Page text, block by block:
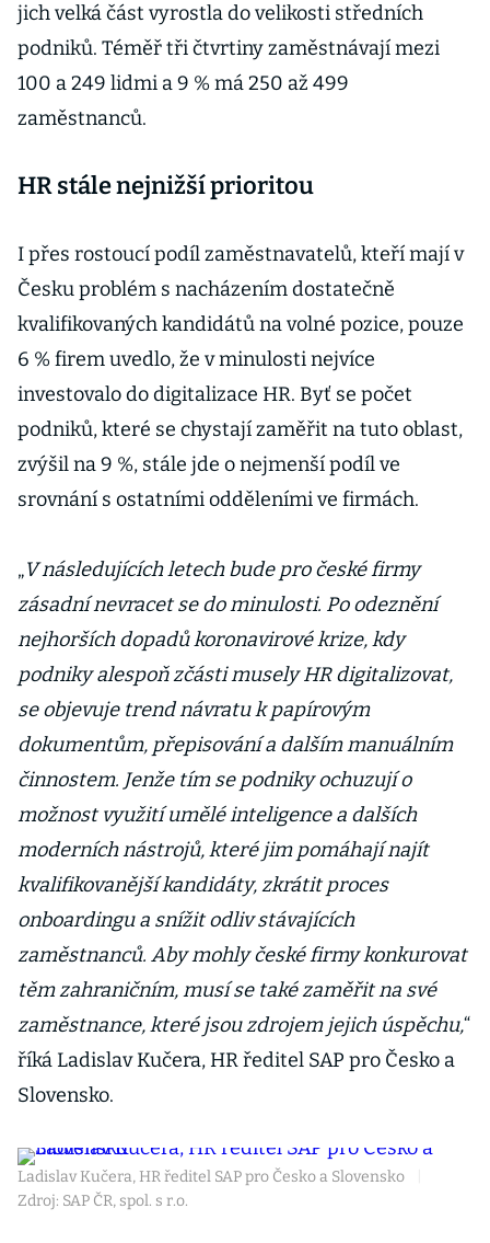
jich velká část vyrostla do velikosti středních
podniků. Téměř tři čtvrtiny zaměstnávají mezi
100 a 249 lidmi a 9 % má 250 až 499
zaměstnanců.
HR stále nejnižší prioritou
I přes rostoucí podíl zaměstnavatelů, kteří mají v
Česku problém s nacházením dostatečně
kvalifikovaných kandidátů na volné pozice, pouze
6 % firem uvedlo, že v minulosti nejvíce
investovalo do digitalizace HR. Byť se počet
podniků, které se chystají zaměřit na tuto oblast,
zvýšil na 9 %, stále jde o nejmenší podíl ve
srovnání s ostatními odděleními ve firmách.
„V následujících letech bude pro české firmy
zásadní nevracet se do minulosti. Po odeznění
nejhorších dopadů koronavirové krize, kdy
podniky alespoň zčásti musely HR digitalizovat,
se objevuje trend návratu k papírovým
dokumentům, přepisování a dalším manuálním
činnostem. Jenže tím se podniky ochuzují o
možnost využití umělé inteligence a dalších
moderních nástrojů, které jim pomáhají najít
kvalifikovanější kandidáty, zkrátit proces
onboardingu a snížit odliv stávajících
zaměstnanců. Aby mohly české firmy konkurovat
těm zahraničním, musí se také zaměřit na své
zaměstnance, které jsou zdrojem jejich úspěchu,“
říká Ladislav Kučera, HR ředitel SAP pro Česko a
Slovensko.
Ladislav Kučera, HR ředitel SAP pro Česko a Slovensko
Zdroj: SAP ČR, spol. s r.o.